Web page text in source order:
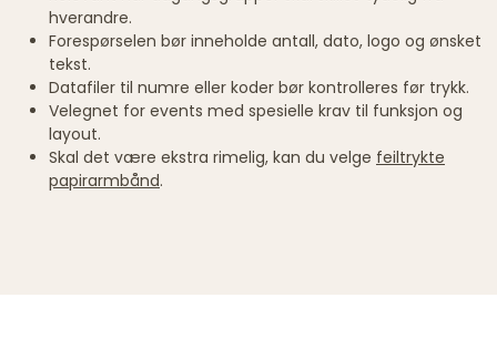
hverandre.
Forespørselen bør inneholde antall, dato, logo og ønsket
tekst.
Datafiler til numre eller koder bør kontrolleres før trykk.
Velegnet for events med spesielle krav til funksjon og
layout.
Skal det være ekstra rimelig, kan du velge feiltrykte
papirarmbånd.